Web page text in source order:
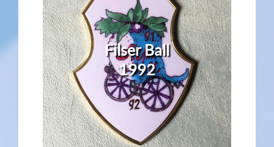
Filser Ball
1992